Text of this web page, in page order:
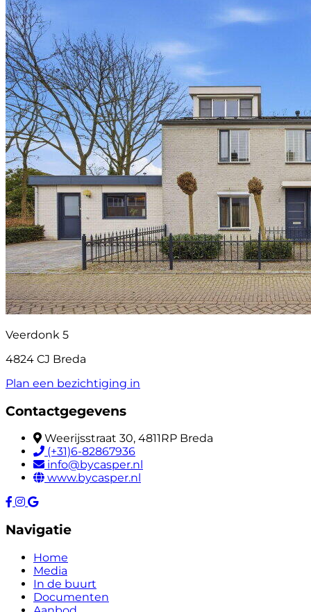
Veerdonk 5
4824 CJ Breda
Plan een bezichtiging in
Contactgegevens
Weerijsstraat 30, 4811RP Breda
(+31)6-82867936
info@bycasper.nl
www.bycasper.nl
Navigatie
Home
Media
In de buurt
Documenten